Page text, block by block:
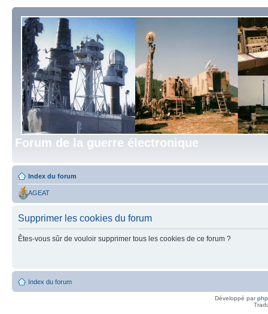
Forum de la guerre électronique
Index du forum
AGEAT
Supprimer les cookies du forum
Êtes-vous sûr de vouloir supprimer tous les cookies de ce forum ?
Index du forum
Développé par